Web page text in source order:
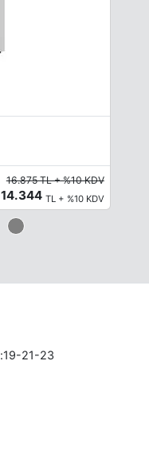
16.875 TL + %10 KDV
14.344 TL + %10 KDV
21-23